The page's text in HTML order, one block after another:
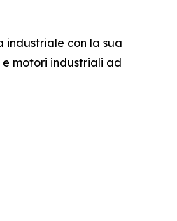
industriale con la sua
motori industriali ad